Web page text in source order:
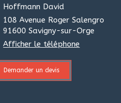
Hoffmann David
108 Avenue Roger Salengro
91600 Savigny-sur-Orge
Afficher le téléphone
Demander un devis